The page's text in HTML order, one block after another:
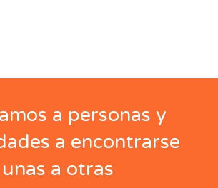
a personas y
a encontrarse
unas a otras